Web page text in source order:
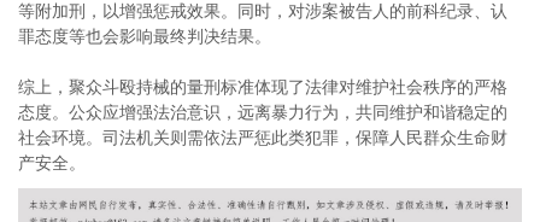
等附加刑，以增强惩戒效果。同时，对涉案被告人的前科纪录、认
罪态度等也会影响最终判决结果。
综上，聚众斗殴持械的量刑标准体现了法律对维护社会秩序的严格
态度。公众应增强法治意识，远离暴力行为，共同维护和谐稳定的
社会环境。司法机关则需依法严惩此类犯罪，保障人民群众生命财
产安全。